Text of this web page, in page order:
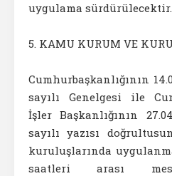
uygulama sürdürülecektir.
5. KAMU KURUM VE
Cumhurbaşkanlığının
sayılı Genelgesi ile
İşler Başkanlığının
sayılı yazısı
kuruluşlarında
saatleri arası